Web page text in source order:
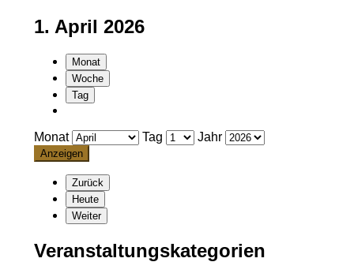
1. April 2026
Monat
Woche
Tag
Monat Tag Jahr
Zurück
Heute
Weiter
Veranstaltungskategorien